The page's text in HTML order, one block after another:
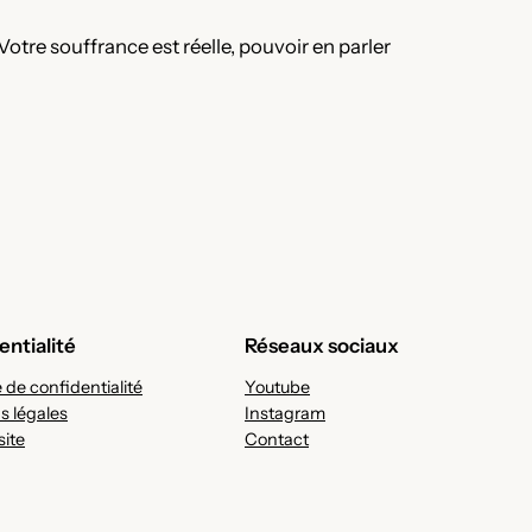
souffrance est réelle, pouvoir en parler
de confidentialité
légales
Réseaux sociaux
Youtube
Instagram
Contact